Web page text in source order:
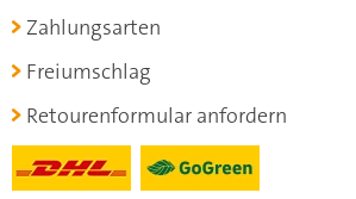
Zahlungsarten
Freiumschlag
Retourenformular anfordern